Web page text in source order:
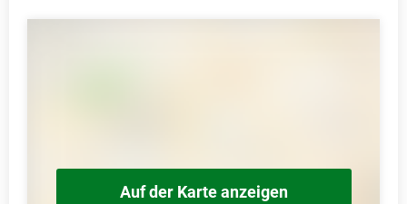
Auf der Karte anzeigen